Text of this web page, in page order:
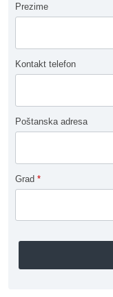
Prezime
Kontakt telefon
Poštanska adresa
Grad *